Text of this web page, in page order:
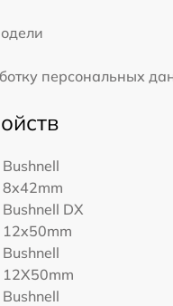
персональных
Bushnell
8x42mm
Bushnell DX
12x50mm
Bushnell
12X50mm
Bushnell